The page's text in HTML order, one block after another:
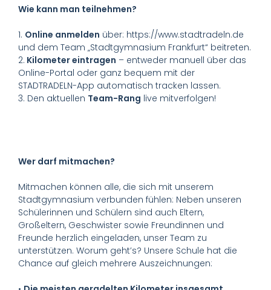
Wie kann man teilnehmen?
1. Online anmelden über: https://www.stadtradeln.de
und dem Team „Stadtgymnasium Frankfurt“ beitreten.
2. Kilometer eintragen – entweder manuell über das
Online-Portal oder ganz bequem mit der
STADTRADELN-App automatisch tracken lassen.
3. Den aktuellen Team-Rang live mitverfolgen!
Wer darf mitmachen?
Mitmachen können alle, die sich mit unserem
Stadtgymnasium verbunden fühlen: Neben unseren
Schülerinnen und Schülern sind auch Eltern,
Großeltern, Geschwister sowie Freundinnen und
Freunde herzlich eingeladen, unser Team zu
unterstützen. Worum geht’s? Unsere Schule hat die
Chance auf gleich mehrere Auszeichnungen: